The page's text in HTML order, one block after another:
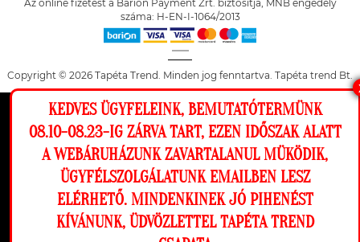
Ez a weboldal cookie-kat használ, hogy a
lehető legjobb élményt nyújtsa honlapunkon.
Beállítások
Elutasítom Engedélyezem
Az online fizetést a Barion Payment Zrt. biztosítja, MNB engedély
száma: H-EN-I-1064/2013
Copyright © 2026 Tapéta Trend. Minden jog fenntartva. Tapéta trend Bt.
KEDVES ÜGYFELEINK, BEMUTATÓTERMÜNK
08.10-08.23-IG ZÁRVA TART, EZEN IDŐSZAK ALATT
A WEBÁRUHÁZUNK ZAVARTALANUL MÜKÖDIK,
ÜGYFÉLSZOLGÁLATUNK EMAILBEN LESZ
ELÉRHETŐ. MINDENKINEK JÓ PIHENÉST
KÍVÁNUNK, ÜDVÖZLETTEL TAPÉTA TREND